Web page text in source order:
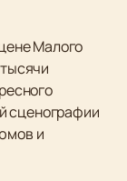
Малого
сценографии
и